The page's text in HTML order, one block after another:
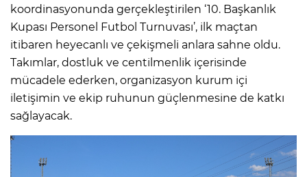
koordinasyonunda gerçekleştirilen ‘10. Başkanlık
Kupası Personel Futbol Turnuvası’, ilk maçtan
itibaren heyecanlı ve çekişmeli anlara sahne oldu.
Takımlar, dostluk ve centilmenlik içerisinde
mücadele ederken, organizasyon kurum içi
iletişimin ve ekip ruhunun güçlenmesine de katkı
sağlayacak.